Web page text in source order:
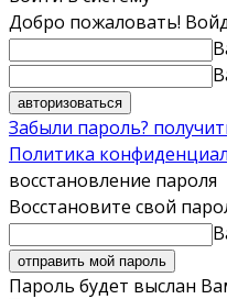
Добро пожаловать!
Забыли пароль?
Политика
восстановление пароля
Восстановите свой
Пароль будет выслан